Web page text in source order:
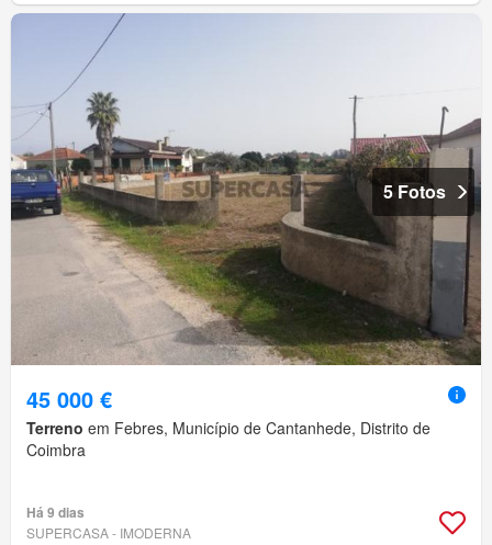
5 Fotos
45 000 €
Terreno em Febres, Município de Cantanhede, Distrito de
Coimbra
Há 9 dias
SUPERCASA - IMODERNA